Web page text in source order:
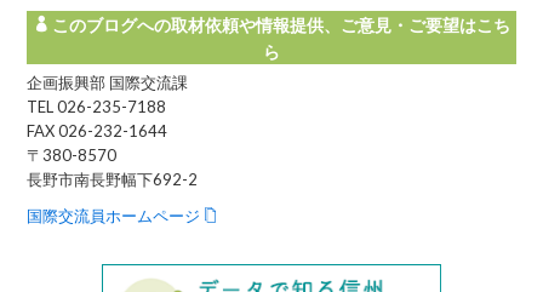
このブログへの取材依頼や情報提供、ご意見・ご要望はこち
ら
企画振興部 国際交流課
TEL 026-235-7188
FAX 026-232-1644
〒380-8570
長野市南長野幅下692-2
国際交流員ホームページ